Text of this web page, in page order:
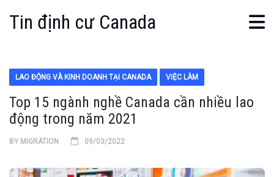
Tin định cư Canada
LAO ĐỘNG VÀ KINH DOANH TẠI CANADA VIỆC LÀM
Top 15 ngành nghề Canada cần nhiều lao
động trong năm 2021
BY MIGRATION 09/03/2022